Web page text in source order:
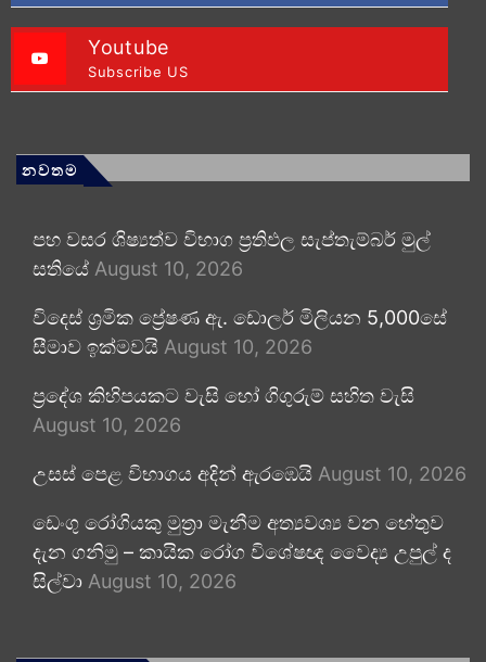
Youtube
Subscribe US
නවතම
පහ වසර ශිෂ්‍යත්ව විභාග ප්‍රතිඵල සැප්තැම්බර් මුල්
සතියේ August 10, 2026
විදෙස් ශ්‍රමික ප්‍රේෂණ ඇ. ඩොලර් මිලියන 5,000සේ
සීමාව ඉක්මවයි August 10, 2026
ප්‍රදේශ කිහිපයකට වැසි හෝ ගිගුරුම් සහිත වැසි
August 10, 2026
උසස් පෙළ විභාගය අදින් ඇරඹෙයි August 10, 2026
ඩෙංගු රෝගියකු ⁣මුත්‍රා මැනීම අත්‍යවශ්‍ය වන හේතුව
දැන ගනිමු – කායික රෝග විශේෂඥ වෛද්‍ය උපුල් ද
සිල්වා August 10, 2026